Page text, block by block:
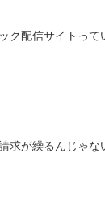
ク配信サイトって
求が繰るんじゃな